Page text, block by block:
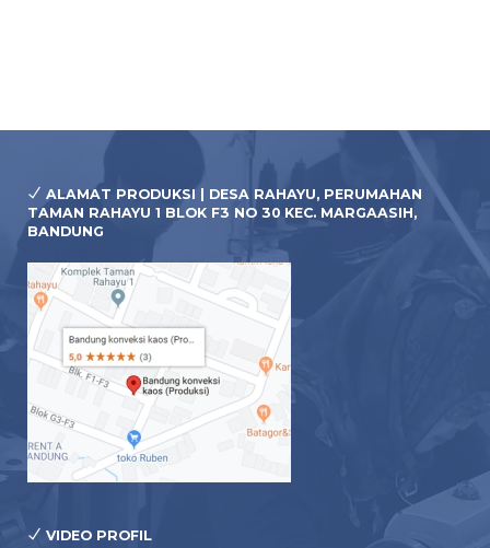
ALAMAT PRODUKSI | DESA RAHAYU, PERUMAHAN
TAMAN RAHAYU 1 BLOK F3 NO 30 KEC. MARGAASIH,
BANDUNG
VIDEO PROFIL